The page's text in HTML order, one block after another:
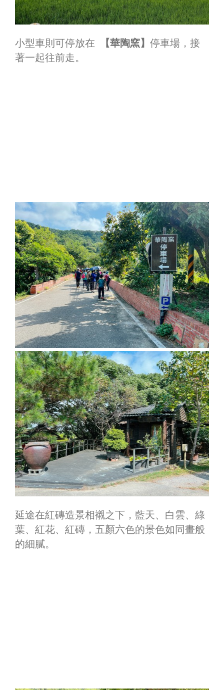
小型車則可停放在 【華陶窯】 停車場，接
著一起往前走。
延途在紅磚造景相襯之下，藍天、 白雲、 綠
葉、 紅花、 紅磚，五顏六色的景色如同畫般
的細膩。